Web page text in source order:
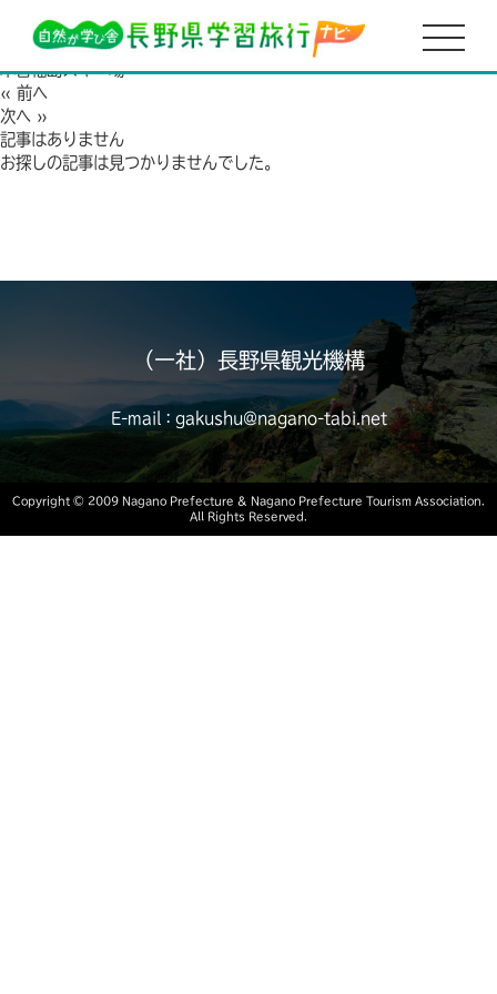
HOME 木曽福島スキー場
2021.05.06
木曽福島スキー場
« 前へ
次へ »
記事はありません
お探しの記事は見つかりませんでした。
（一社）長野県観光機構
E-mail：gakushu@nagano-tabi.net
Copyright ©︎ 2009 Nagano Prefecture & Nagano Prefecture Tourism Association.
All Rights Reserved.